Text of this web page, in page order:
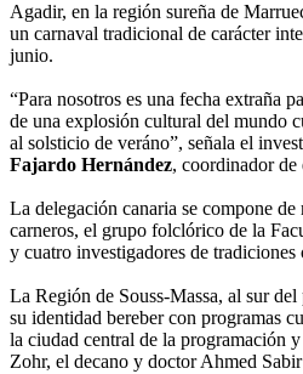
Agadir, en la región sureña de
un carnaval tradicional de carácter
junio.
“Para nosotros es una fecha extraña
de una explosión cultural del mundo
al solsticio de veráno”, señala el
Fajardo Hernández, coordinador de
La delegación canaria se compone de
carneros, el grupo folclórico de la
y cuatro investigadores de tradiciones
La Región de Souss-Massa, al sur
su identidad bereber con programas
la ciudad central de la programación
Zohr, el decano y doctor Ahmed